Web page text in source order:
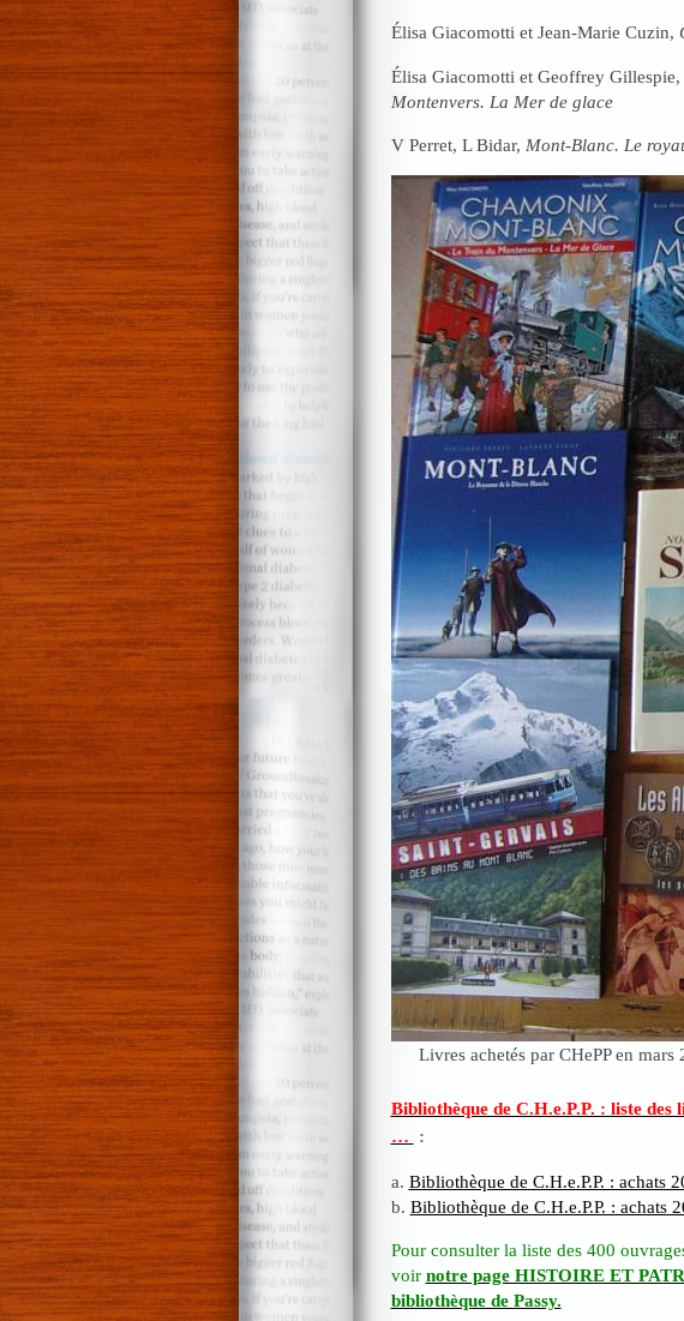
Élisa Giacomotti et Jean-Marie Cuzin,
Élisa Giacomotti et Geoffrey Gillespie,
Montenvers. La Mer de glace
V Perret, L Bidar, Mont-Blanc. Le
Livres achetés par CHePP en mars
Bibliothèque de C.H.e.P.P. : liste
… :
a. Bibliothèque de C.H.e.P.P. : achats
b. Bibliothèque de C.H.e.P.P. : achats
Pour consulter la liste des 400
voir notre page HISTOIRE ET
bibliothèque de Passy.